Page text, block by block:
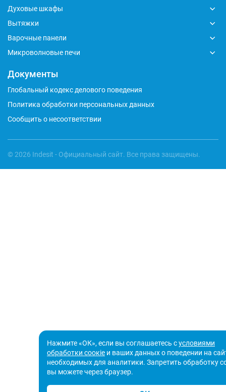
Духовые шкафы
Вытяжки
Варочные панели
Микроволновые печи
Документы
Глобальный кодекс делового поведения
Политика обработки персональных данных
Сообщить о несоответствии
© 2026 Indesit - Официальный сайт. Все права защищены.
Нажмите «ОК», если вы соглашаетесь сусловиями
обработки соокіе и ваших данных о поведении на
необходимых для аналитики. Запретить обработку
вы можете через браузер.